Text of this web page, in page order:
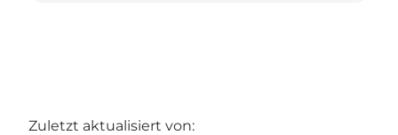
Zuletzt aktualisiert von: